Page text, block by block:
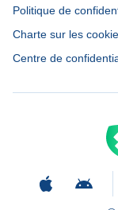
Politique de
Charte sur les
Centre de